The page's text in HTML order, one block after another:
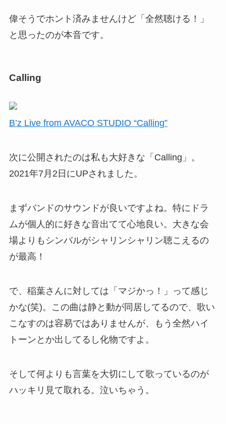
偉そうでホント済みませんけど「全然聴ける！」
と思ったのが本音です。
Calling
B’z Live from AVACO STUDIO “Calling”
次に公開されたのは私も大好きな「Calling」。
2021年7月2日にUPされました。
まずバンドのサウンドが良いですよね。特にドラ
ムが個人的に好きな音出てて心地良い。大きな会
場よりもシンバルがシャリンシャリン聴こえるの
が最高！
で、稲葉さんに対しては「マジかっ！」って感じ
かな(笑)。この曲は静と動が同居してるので、歌い
こなすのは容易ではありませんが、もう全然ハイ
トーンとか出してるし化物ですよ。
そして何よりも言葉を大切にして歌っているのが
ハッキリ見て取れる。泣いちゃう。